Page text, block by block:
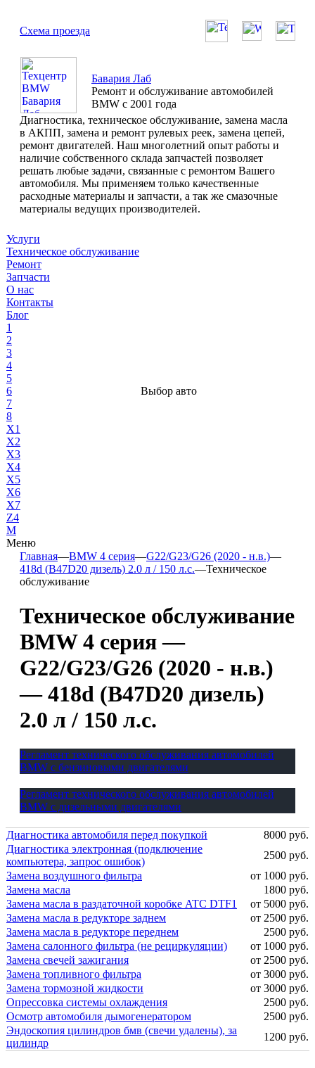
Схема проезда
Бавария Лаб
Ремонт и обслуживание автомобилей
BMW с 2001 года
Диагностика, техническое обслуживание, замена масла
в АКПП, замена и ремонт рулевых реек, замена цепей,
ремонт двигателей. Наш многолетний опыт работы и
наличие собственного склада запчастей позволяет
решать любые задачи, связанные с ремонтом Вашего
автомобиля. Мы применяем только качественные
расходные материалы и запчасти, а так же смазочные
материалы ведущих производителей.
Услуги
Техническое обслуживание
Ремонт
Запчасти
О нас
Контакты
Блог
1
2
3
4
5
6
7
8
X1
X2
X3
X4
X5
X6
X7
Z4
М
Меню
Выбор авто
Главная—BMW 4 серия—G22/G23/G26 (2020 - н.в.)—
418d (B47D20 дизель) 2.0 л / 150 л.с.—Техническое
обслуживание
Техническое обслуживание
BMW 4 серия —
G22/G23/G26 (2020 - н.в.)
— 418d (B47D20 дизель)
2.0 л / 150 л.с.
Регламент технического обслуживания автомобилей
BMW с бензиновыми двигателями
Регламент технического обслуживания автомобилей
BMW с дизельными двигателями
Диагностика автомобиля перед покупкой
8000 руб.
Диагностика электронная (подключение
компьютера, запрос ошибок)
2500 руб.
Замена воздушного фильтра
от 1000 руб.
Замена масла
1800 руб.
Замена масла в раздаточной коробке ATC DTF1
от 5000 руб.
Замена масла в редукторе заднем
от 2500 руб.
Замена масла в редукторе переднем
2500 руб.
Замена салонного фильтра (не рециркуляции)
от 1000 руб.
Замена свечей зажигания
от 2500 руб.
Замена топливного фильтра
от 3000 руб.
Замена тормозной жидкости
от 3000 руб.
Опрессовка системы охлаждения
2500 руб.
Осмотр автомобиля дымогенератором
2500 руб.
Эндоскопия цилиндров бмв (свечи удалены), за
цилиндр
1200 руб.